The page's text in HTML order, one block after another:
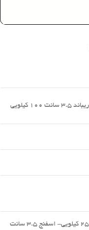
اسفنج 2.5 سانت یورولوکس 25 کیلویی- اسفنج 3.5 سانت